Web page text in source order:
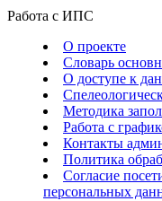
Работа с ИПС
О проекте
Словарь
О доступе к
Методика
Работа с
Контакты
Политика
Согласие
персональных